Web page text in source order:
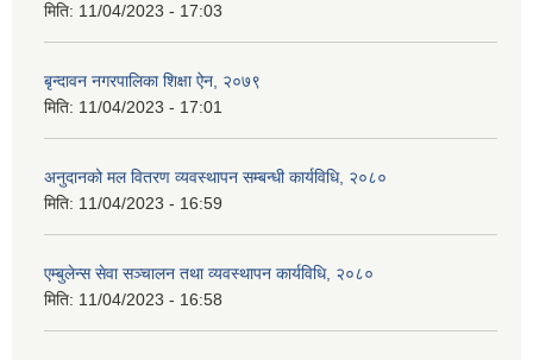
मिति: 11/04/2023 - 17:03
बृन्दावन नगरपालिका शिक्षा ऐन, २०७९
मिति: 11/04/2023 - 17:01
अनुदानको मल वितरण व्यवस्थापन सम्बन्धी कार्यविधि, २०८०
मिति: 11/04/2023 - 16:59
एम्बुलेन्स सेवा सञ्चालन तथा व्यवस्थापन कार्यविधि, २०८०
मिति: 11/04/2023 - 16:58